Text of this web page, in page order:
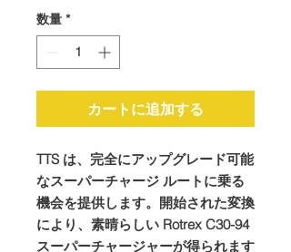
数量 *
カートに追加する
TTS は、完全にアップグレード可能
なスーパーチャージ ルートに乗る
機会を提供します。開始された変換
により、素晴らしい Rotrex C30-94
スーパーチャージャーが得られます